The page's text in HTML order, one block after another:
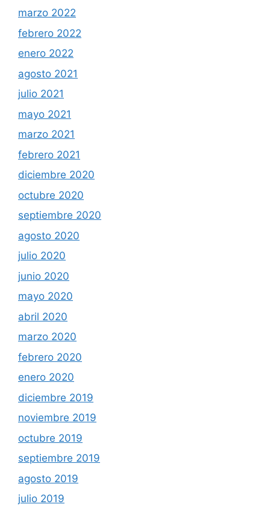
marzo 2022
febrero 2022
enero 2022
agosto 2021
julio 2021
mayo 2021
marzo 2021
febrero 2021
diciembre 2020
octubre 2020
septiembre 2020
agosto 2020
julio 2020
junio 2020
mayo 2020
abril 2020
marzo 2020
febrero 2020
enero 2020
diciembre 2019
noviembre 2019
octubre 2019
septiembre 2019
agosto 2019
julio 2019